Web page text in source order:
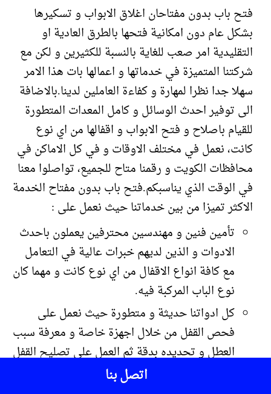
فتح باب بدون مفتاحان اغلاق الابواب و تسكيرها
بشكل عام دون امكانية فتحها بالطرق العادية او
التقليدية امر صعب للغاية بالنسبة للكثيرين و لكن مع
شركتنا المتميزة في خدماتها و اعمالها بات هذا الامر
سهلا جدا نظرا لمهارة و كفاءة العاملين لدينا.بالاضافة
الى توفير احدث الوسائل و كامل المعدات المتطورة
للقيام باصلاح و فتح الابواب و اقفالها من اي نوع
كانت، نعمل في مختلف الاوقات و في كل الاماكن في
محافظات الكويت و رقمنا متاح للجميع، تواصلوا معنا
في الوقت الذي يناسبكم.فتح باب بدون مفتاح الخدمة
الاكثر تميزا من بين خدماتنا حيث نعمل على :
تأمين فنين و مهندسين محترفين يعملون باحدث
الادوات و الذين لديهم خبرات عالية في التعامل
مع كافة انواع الاقفال من اي نوع كانت و مهما كان
نوع الباب المركبة فيه.
كل ادواتنا حديثة و متطورة حيث نعمل على
فحص القفل من خلال اجهزة خاصة و معرفة سبب
العطل و تحديده بدقة ثم العمل على تصليح القفل
و فتحه بطريقة آمنة دون اللجوء الى تغير
اتصل بنا